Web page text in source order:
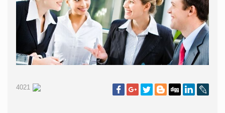
4021